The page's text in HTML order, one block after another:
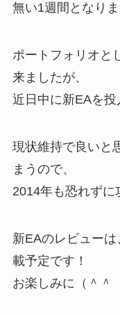
無い1週間となり
ポートフォリオと
来ましたが、
近日中に新EAを投
現状維持で良いと
まうので、
2014年も恐れずに
新EAのレビュー
載予定です！
お楽しみに（＾＾